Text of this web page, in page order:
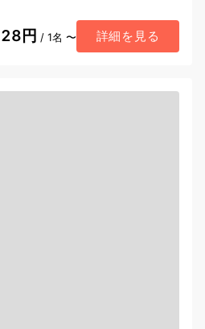
円 / 1名 〜 詳細を見る